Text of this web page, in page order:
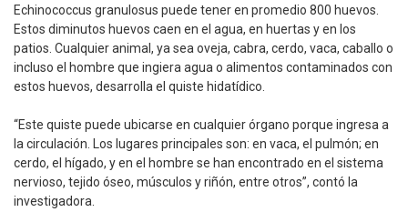
Echinococcus granulosus puede tener en promedio 800 huevos.
Estos diminutos huevos caen en el agua, en huertas y en los
patios. Cualquier animal, ya sea oveja, cabra, cerdo, vaca, caballo o
incluso el hombre que ingiera agua o alimentos contaminados con
estos huevos, desarrolla el quiste hidatídico.
“Este quiste puede ubicarse en cualquier órgano porque ingresa a
la circulación. Los lugares principales son: en vaca, el pulmón; en
cerdo, el hígado, y en el hombre se han encontrado en el sistema
nervioso, tejido óseo, músculos y riñón, entre otros”, contó la
investigadora.